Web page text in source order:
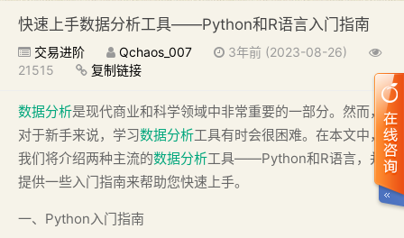
快速上手数据分析工具——Python和R语言入门指南
交易进阶 Qchaos_007
3年前 (2023-08-26)
21515
复制链接
数据分析是现代商业和科学领域中非常重要的一部分。然而，
对于新手来说，学习数据分析工具有时会很困难。在本文中，
我们将介绍两种主流的数据分析工具——Python和R语言，并
提供一些入门指南来帮助您快速上手。
一、Python入门指南